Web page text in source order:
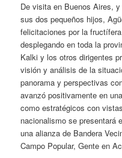
De visita en Buenos Aires,
sus dos pequeños hijos,
felicitaciones por la
desplegando en toda la
Kalki y los otros dirigentes
visión y análisis de la
panorama y perspectivas
avanzó positivamente en
como estratégicos con
nacionalismo se presentará
una alianza de Bandera
Campo Popular, Gente en